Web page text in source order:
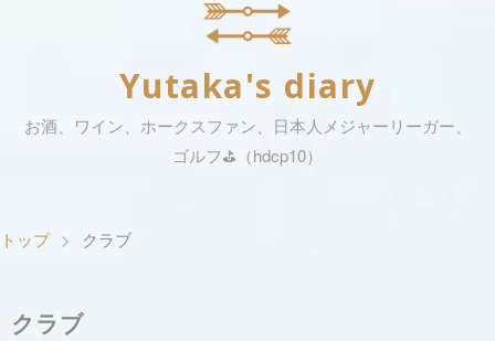
Yutaka's diary
お酒、ワイン、ホークスファン、日本人メジャーリーガー、
ゴルフ⛳️（hdcp10）
トップ > クラブ
クラブ